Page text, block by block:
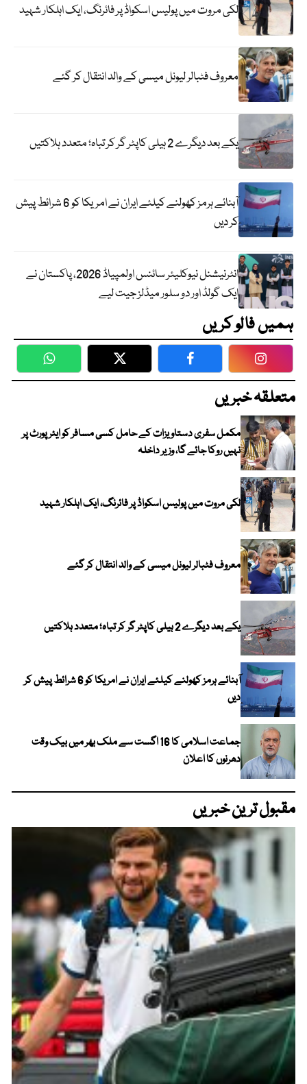
لکی مروت میں پولیس اسکواڈ پر فائرنگ، ایک اہلکار شہید
معروف فٹبالر لیونل میسی کے والد انتقال کر گئے
یکے بعد دیگرے 2 ہیلی کاپٹر گر کر تباہ؛ متعدد ہلاکتیں
آبنائے ہرمز کھولنے کیلئے ایران نے امریکا کو 6 شرائط پیش
کر دیں
انٹرنیشنل نیوکلیئر سائنس اولمپیاڈ 2026، پاکستان نے
ایک گولڈ اور دو سلور میڈلز جیت لیے
ہمیں فالو کریں
WhatsApp Twitter Facebook
متعلقہ خبریں
مکمل سفری دستاویزات کے حامل کسی مسافر کو ایئرپورٹ پر
نہیں روکا جائے گا، وزیر داخلہ
لکی مروت میں پولیس اسکواڈ پر فائرنگ، ایک اہلکار شہید
معروف فٹبالر لیونل میسی کے والد انتقال کر گئے
یکے بعد دیگرے 2 ہیلی کاپٹر گر کر تباہ؛ متعدد ہلاکتیں
آبنائے ہرمز کھولنے کیلئے ایران نے امریکا کو 6 شرائط پیش کر
دیں
جماعت اسلامی کا 16 اگست سے ملک بھر میں بیک وقت
دھرنوں کا اعلان
مقبول ترین خبریں